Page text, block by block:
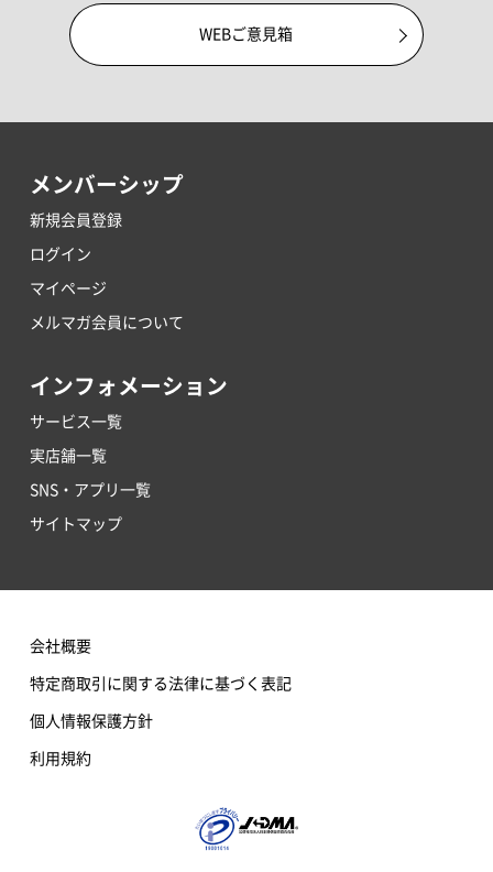
WEBご意見箱
メンバーシップ
新規会員登録
ログイン
マイページ
メルマガ会員について
インフォメーション
サービス一覧
実店舗一覧
SNS・アプリ一覧
サイトマップ
会社概要
特定商取引に関する法律に基づく表記
個人情報保護方針
利用規約